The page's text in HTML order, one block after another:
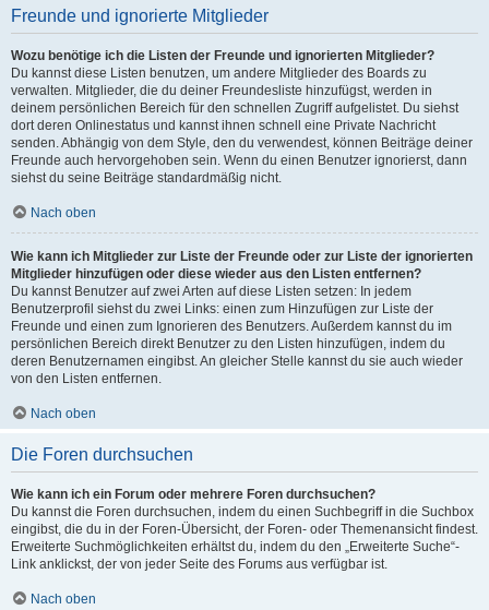
Freunde und ignorierte Mitglieder
Wozu benötige ich die Listen der Freunde und ignorierten Mitglieder?
Du kannst diese Listen benutzen, um andere Mitglieder des Boards zu
verwalten. Mitglieder, die du deiner Freundesliste hinzufügst, werden in
deinem persönlichen Bereich für den schnellen Zugriff aufgelistet. Du siehst
dort deren Onlinestatus und kannst ihnen schnell eine Private Nachricht
senden. Abhängig von dem Style, den du verwendest, können Beiträge deiner
Freunde auch hervorgehoben sein. Wenn du einen Benutzer ignorierst, dann
siehst du seine Beiträge standardmäßig nicht.
Nach oben
Wie kann ich Mitglieder zur Liste der Freunde oder zur Liste der ignorierten
Mitglieder hinzufügen oder diese wieder aus den Listen entfernen?
Du kannst Benutzer auf zwei Arten auf diese Listen setzen: In jedem
Benutzerprofil siehst du zwei Links: einen zum Hinzufügen zur Liste der
Freunde und einen zum Ignorieren des Benutzers. Außerdem kannst du im
persönlichen Bereich direkt Benutzer zu den Listen hinzufügen, indem du
deren Benutzernamen eingibst. An gleicher Stelle kannst du sie auch wieder
von den Listen entfernen.
Nach oben
Die Foren durchsuchen
Wie kann ich ein Forum oder mehrere Foren durchsuchen?
Du kannst die Foren durchsuchen, indem du einen Suchbegriff in die Suchbox
eingibst, die du in der Foren-Übersicht, der Foren- oder Themenansicht findest.
Erweiterte Suchmöglichkeiten erhältst du, indem du den „Erweiterte Suche“-
Link anklickst, der von jeder Seite des Forums aus verfügbar ist.
Nach oben